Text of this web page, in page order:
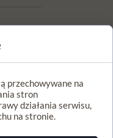
bruku i obrzeży
razie potrzeby
do mycia zasadniczego
przechowywane na
stron
działania serwisu,
na stronie.